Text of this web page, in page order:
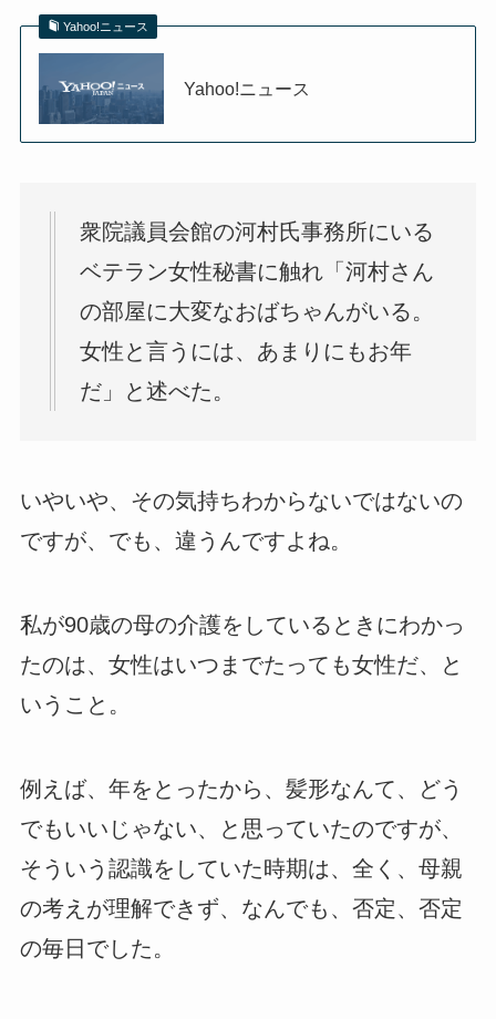
Yahoo!ニュース
Yahoo!ニュース
衆院議員会館の河村氏事務所にいる
ベテラン女性秘書に触れ「河村さん
の部屋に大変なおばちゃんがいる。
女性と言うには、あまりにもお年
だ」と述べた。
いやいや、その気持ちわからないではないの
ですが、でも、違うんですよね。
私が90歳の母の介護をしているときにわかっ
たのは、女性はいつまでたっても女性だ、と
いうこと。
例えば、年をとったから、髪形なんて、どう
でもいいじゃない、と思っていたのですが、
そういう認識をしていた時期は、全く、母親
の考えが理解できず、なんでも、否定、否定
の毎日でした。